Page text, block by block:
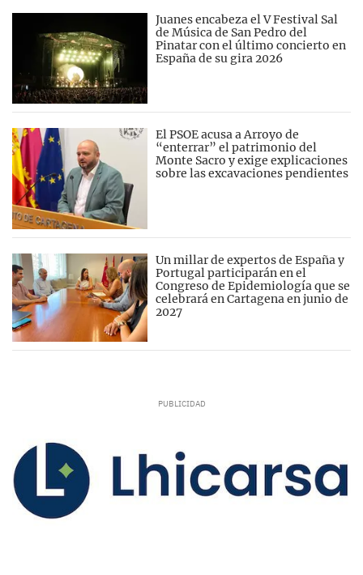
Juanes encabeza el V Festival Sal
de Música de San Pedro del
Pinatar con el último concierto en
España de su gira 2026
El PSOE acusa a Arroyo de
“enterrar” el patrimonio del
Monte Sacro y exige explicaciones
sobre las excavaciones pendientes
Un millar de expertos de España y
Portugal participarán en el
Congreso de Epidemiología que se
celebrará en Cartagena en junio de
2027